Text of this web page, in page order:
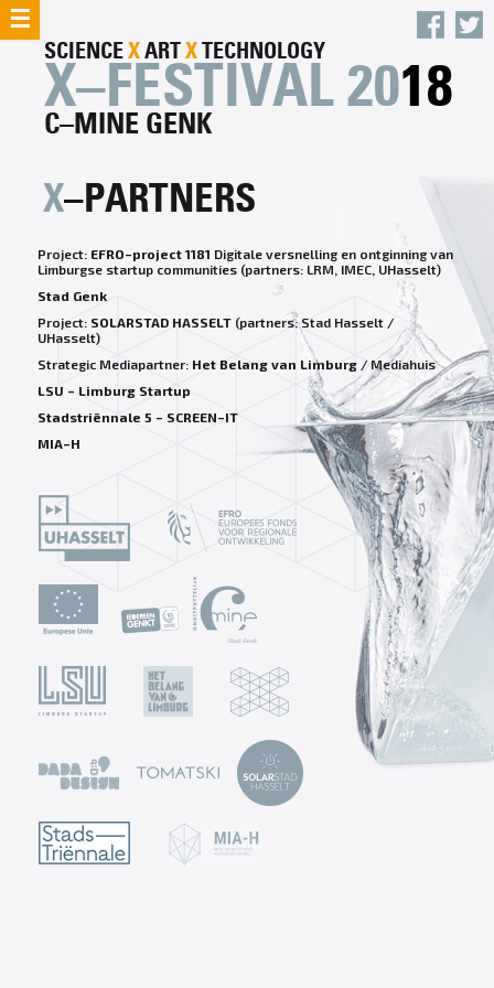
☰
SCIENCEXARTXTECHNOLOGY
X–FESTIVAL 2018
C–MINE GENK
X–PARTNERS
Project: EFRO–project 1181 Digitale versnelling en ontginning van
Limburgse startup communities (partners: LRM, IMEC, UHasselt)
Stad Genk
Project: SOLARSTAD HASSELT(partners: Stad Hasselt /
UHasselt)
Strategic Mediapartner: Het Belang van Limburg/ Mediahuis
LSU – Limburg Startup
Stadstriënnale 5 – SCREEN–IT
MIA–H